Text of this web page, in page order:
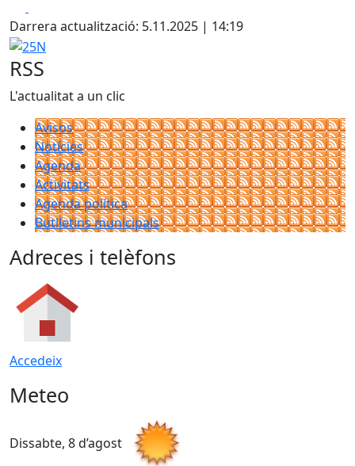
Darrera actualització: 5.11.2025 | 14:19
25N
RSS
L'actualitat a un clic
Avisos
Notícies
Agenda
Activitats
Agenda política
Butlletins municipals
Adreces i telèfons
Accedeix
Meteo
Dissabte, 8 d’agost